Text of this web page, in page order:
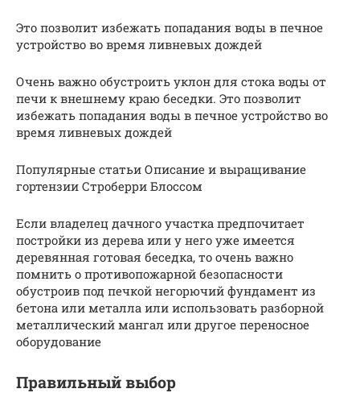
Это позволит избежать попадания воды в печное
устройство во время ливневых дождей
Очень важно обустроить уклон для стока воды от
печи к внешнему краю беседки. Это позволит
избежать попадания воды в печное устройство во
время ливневых дождей
Популярные статьи Описание и выращивание
гортензии Строберри Блоссом
Если владелец дачного участка предпочитает
постройки из дерева или у него уже имеется
деревянная готовая беседка, то очень важно
помнить о противопожарной безопасности
обустроив под печкой негорючий фундамент из
бетона или металла или использовать разборной
металлический мангал или другое переносное
оборудование
Правильный выбор